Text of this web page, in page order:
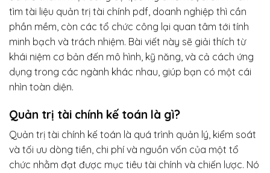
tìm tài liệu quản trị tài chính pdf, doanh nghiệp thì cần
phần mềm, còn các tổ chức công lại quan tâm tới tính
minh bạch và trách nhiệm. Bài viết này sẽ giải thích từ
khái niệm cơ bản đến mô hình, kỹ năng, và cả cách ứng
dụng trong các ngành khác nhau, giúp bạn có một cái
nhìn toàn diện.
Quản trị tài chính kế toán là gì?
Quản trị tài chính kế toán là quá trình quản lý, kiểm soát
và tối ưu dòng tiền, chi phí và nguồn vốn của một tổ
chức nhằm đạt được mục tiêu tài chính và chiến lược. Nó